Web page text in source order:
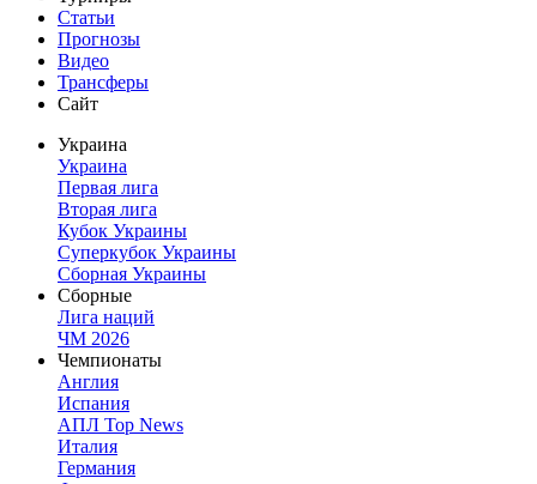
Статьи
Прогнозы
Видео
Трансферы
Сайт
Украина
Украина
Первая лига
Вторая лига
Кубок Украины
Суперкубок Украины
Сборная Украины
Сборные
Лига наций
ЧМ 2026
Чемпионаты
Англия
Испания
АПЛ Top News
Италия
Германия